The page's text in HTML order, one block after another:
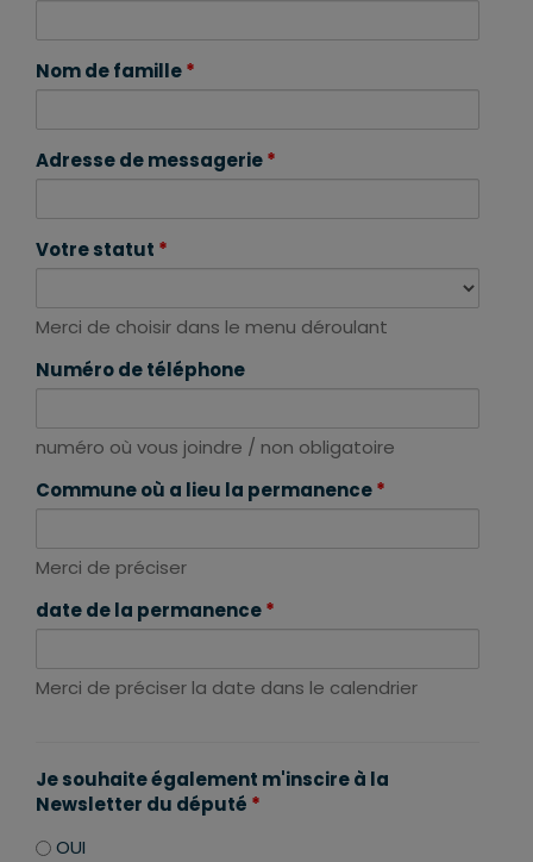
Nom de famille*
Adresse de messagerie*
Votre statut *
Merci de choisir dans le menu déroulant
Numéro de téléphone
numéro où vous joindre / non obligatoire
Commune où a lieu la permanence*
Merci de préciser
date de la permanence*
Merci de préciser la date dans le calendrier
Je souhaite également m'inscire à la
Newsletter du député *
OUI